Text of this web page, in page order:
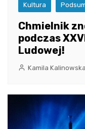
Kultura
Chmielnik
podczas
Ludowej!
Kamila Kalinowska